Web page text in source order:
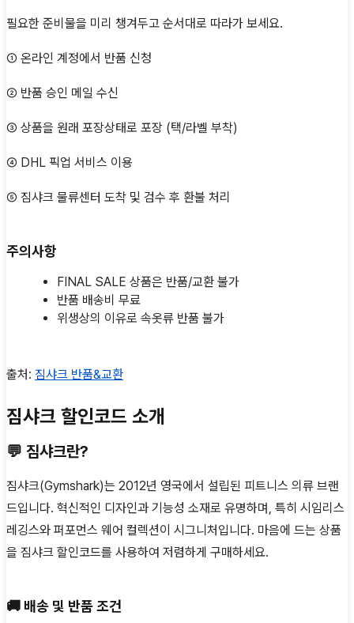
필요한 준비물을 미리 챙겨두고 순서대로 따라가 보세요.
① 온라인 계정에서 반품 신청
② 반품 승인 메일 수신
③ 상품을 원래 포장상태로 포장 (택/라벨 부착)
④ DHL 픽업 서비스 이용
⑤ 짐샤크 물류센터 도착 및 검수 후 환불 처리
주의사항
FINAL SALE 상품은 반품/교환 불가
반품 배송비 무료
위생상의 이유로 속옷류 반품 불가
출처: 짐샤크 반품&교환
짐샤크 할인코드 소개
💬 짐샤크란?
짐샤크(Gymshark)는 2012년 영국에서 설립된 피트니스 의류 브랜
드입니다. 혁신적인 디자인과 기능성 소재로 유명하며, 특히 시임리스
레깅스와 퍼포먼스 웨어 컬렉션이 시그니처입니다. 마음에 드는 상품
을 짐샤크 할인코드를 사용하여 저렴하게 구매하세요.
🚚 배송 및 반품 조건